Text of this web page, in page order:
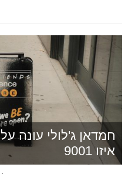
חמדאן ג'לולי עונה
איזו 9001